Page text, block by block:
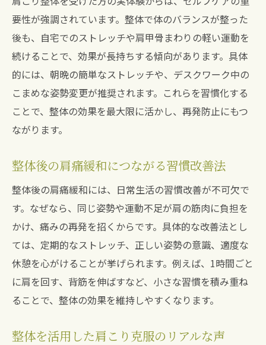
要性が強調されています。整体で体のバランスが整った
後も、自宅でのストレッチや肩甲骨まわりの軽い運動を
続けることで、効果が長持ちする傾向があります。具体
的には、朝晩の簡単なストレッチや、デスクワーク中の
こまめな姿勢変更が推奨されます。これらを習慣化する
ことで、整体の効果を最大限に活かし、再発防止にもつ
ながります。
整体後の肩痛緩和につながる習慣改善法
整体後の肩痛緩和には、日常生活の習慣改善が不可欠で
す。なぜなら、同じ姿勢や運動不足が肩の筋肉に負担を
かけ、痛みの再発を招くからです。具体的な改善法とし
ては、定期的なストレッチ、正しい姿勢の意識、適度な
休憩を心がけることが挙げられます。例えば、1時間ごと
に肩を回す、背筋を伸ばすなど、小さな習慣を積み重ね
ることで、整体の効果を維持しやすくなります。
整体を活用した肩こり克服のリアルな声